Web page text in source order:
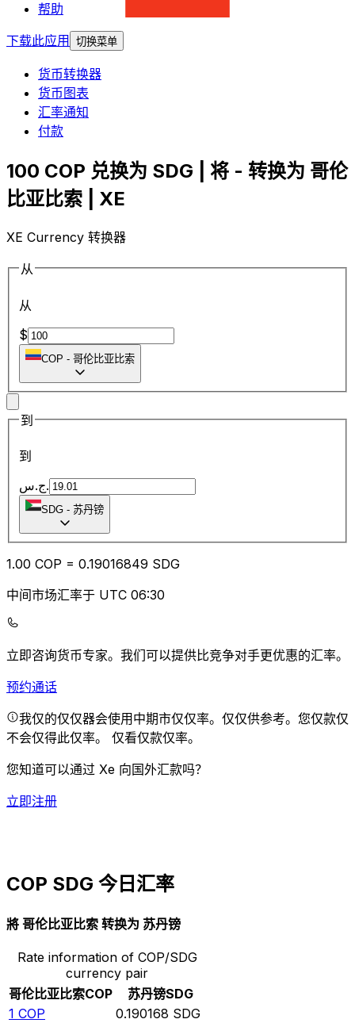
帮助
下载此应用
切换菜单
货币转换器
货币图表
汇率通知
付款
100 COP 兑换为 SDG | 将 - 转换为 哥伦
比亚比索 | XE
XE Currency 转换器
从
从
$
COP - 哥伦比亚比索
到
到
ج.س.
SDG - 苏丹镑
1.00 COP = 0.19016849 SDG
中间市场汇率于 UTC 06:30
立即咨询货币专家。 我们可以提供比竞争对手更优惠的汇率。
预约通话
我仅的仅仅器会使用中期市仅仅率。仅仅供参考。您仅款仅
不会仅得此仅率。 仅看仅款仅率。
您知道可以通过 Xe 向国外汇款吗？
立即注册
COP SDG 今日汇率
將 哥伦比亚比索 转换为 苏丹镑
Rate information of COP/SDG
currency pair
哥伦比亚比索COP 苏丹镑SDG
1 COP 0.190168 SDG